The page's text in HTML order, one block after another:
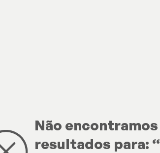
Não encontramos
resultados para: “